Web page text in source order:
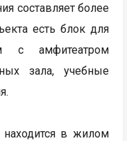
составляет более
есть блок для
с амфитеатром
зала, учебные
в жилом